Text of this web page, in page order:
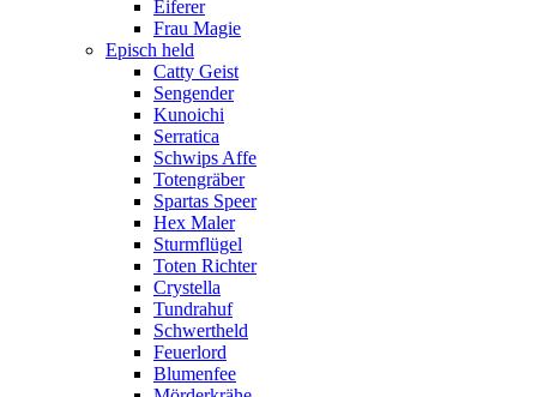
Eiferer
Frau Magie
Episch held
Catty Geist
Sengender
Kunoichi
Serratica
Schwips Affe
Totengräber
Spartas Speer
Hex Maler
Sturmflügel
Toten Richter
Crystella
Tundrahuf
Schwertheld
Feuerlord
Blumenfee